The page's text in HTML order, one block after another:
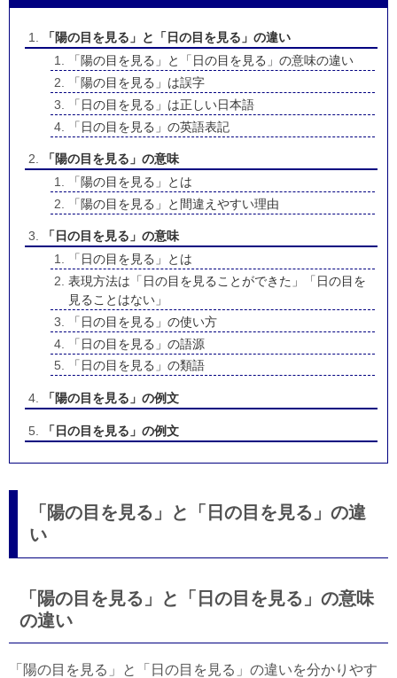
「陽の目を見る」と「日の目を見る」の違い
「陽の目を見る」と「日の目を見る」の意味の違い
「陽の目を見る」は誤字
「日の目を見る」は正しい日本語
「日の目を見る」の英語表記
「陽の目を見る」の意味
「陽の目を見る」とは
「陽の目を見る」と間違えやすい理由
「日の目を見る」の意味
「日の目を見る」とは
表現方法は「日の目を見ることができた」「日の目を
見ることはない」
「日の目を見る」の使い方
「日の目を見る」の語源
「日の目を見る」の類語
「陽の目を見る」の例文
「日の目を見る」の例文
「陽の目を見る」と「日の目を見る」の違
い
「陽の目を見る」と「日の目を見る」の意味
の違い
「陽の目を見る」と「日の目を見る」の違いを分かりやす